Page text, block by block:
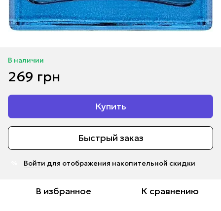
В наличии
269 грн
Купить
Быстрый заказ
Войти для отображения накопительной скидки
В избранное К сравнению